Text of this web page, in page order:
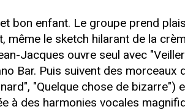
bon enfant. Le groupe prend
le sketch hilarant de la
Jacques ouvre seul avec
Bar. Puis suivent des morceaux
"Quelque chose de bizarre")
à des harmonies vocales